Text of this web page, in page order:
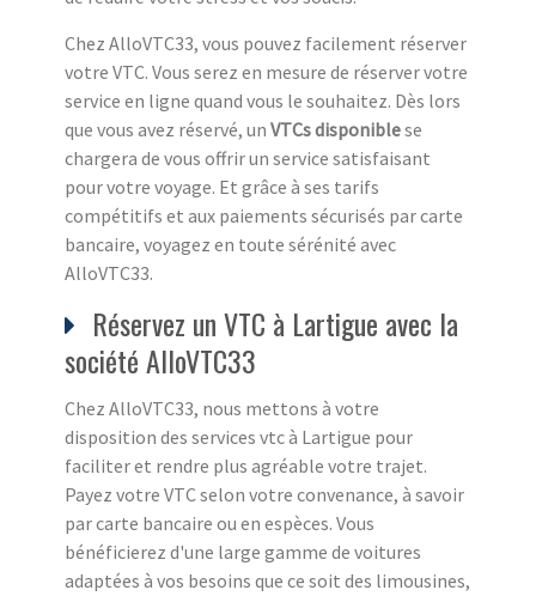
Chez AlloVTC33, vous pouvez facilement réserver
votre VTC. Vous serez en mesure de réserver votre
service en ligne quand vous le souhaitez. Dès lors
que vous avez réservé, un VTCs disponiblese
chargera de vous offrir un service satisfaisant
pour votre voyage. Et grâce à ses tarifs
compétitifs et aux paiements sécurisés par carte
bancaire, voyagez en toute sérénité avec
AlloVTC33.
Réservez un VTC à Lartigue avec la
société AlloVTC33
Chez AlloVTC33, nous mettons à votre
disposition des services vtc à Lartigue pour
faciliter et rendre plus agréable votre trajet.
Payez votre VTC selon votre convenance, à savoir
par carte bancaire ou en espèces. Vous
bénéficierez d'une large gamme de voitures
adaptées à vos besoins que ce soit des limousines,